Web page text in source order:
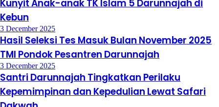
Kunyit Anak-anak TK Islam 5 Darunnajah di
Kebun
3 December 2025
Hasil Seleksi Tes Masuk Bulan November 2025
TMI Pondok Pesantren Darunnajah
3 December 2025
Santri Darunnajah Tingkatkan Perilaku
Kepemimpinan dan Kepedulian Lewat Safari